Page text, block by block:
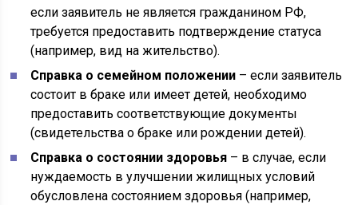
если заявитель не является гражданином РФ,
требуется предоставить подтверждение статуса
(например, вид на жительство).
Справка о семейном положении – если заявитель
состоит в браке или имеет детей, необходимо
предоставить соответствующие документы
(свидетельства о браке или рождении детей).
Справка о состоянии здоровья – в случае, если
нуждаемость в улучшении жилищных условий
обусловлена состоянием здоровья (например,